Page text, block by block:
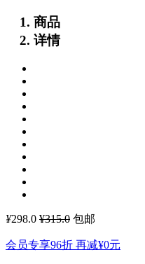
商品
详情
¥298.0 ¥315.0 包邮
会员专享96折 再减¥0元